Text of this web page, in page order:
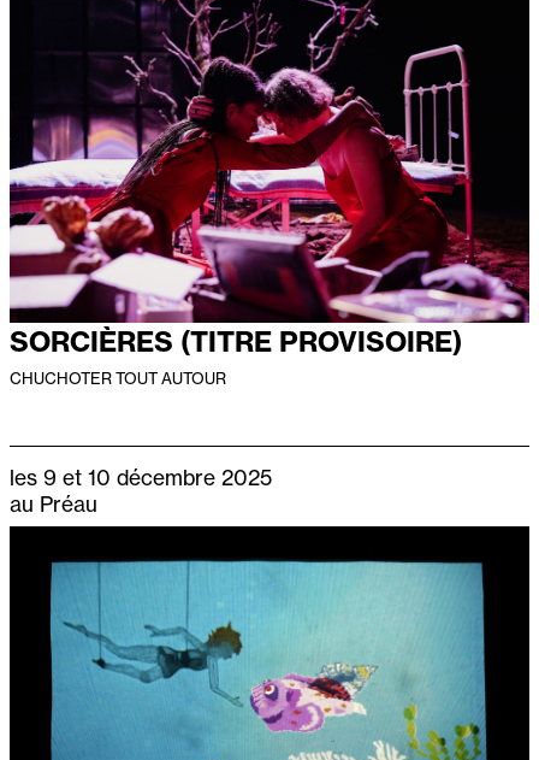
SORCIÈRES (TITRE PROVISOIRE)
CHUCHOTER TOUT AUTOUR
les 9 et 10 décembre 2025
au Préau